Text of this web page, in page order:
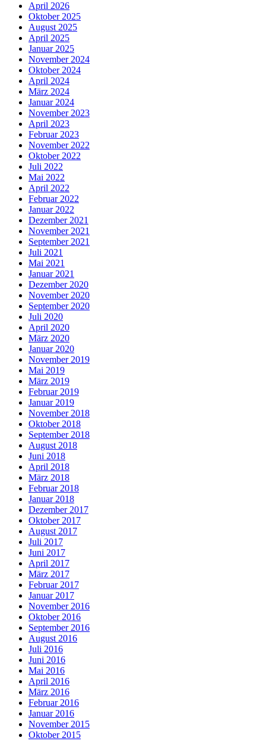
April 2026
Oktober 2025
August 2025
April 2025
Januar 2025
November 2024
Oktober 2024
April 2024
März 2024
Januar 2024
November 2023
April 2023
Februar 2023
November 2022
Oktober 2022
Juli 2022
Mai 2022
April 2022
Februar 2022
Januar 2022
Dezember 2021
November 2021
September 2021
Juli 2021
Mai 2021
Januar 2021
Dezember 2020
November 2020
September 2020
Juli 2020
April 2020
März 2020
Januar 2020
November 2019
Mai 2019
März 2019
Februar 2019
Januar 2019
November 2018
Oktober 2018
September 2018
August 2018
Juni 2018
April 2018
März 2018
Februar 2018
Januar 2018
Dezember 2017
Oktober 2017
August 2017
Juli 2017
Juni 2017
April 2017
März 2017
Februar 2017
Januar 2017
November 2016
Oktober 2016
September 2016
August 2016
Juli 2016
Juni 2016
Mai 2016
April 2016
März 2016
Februar 2016
Januar 2016
November 2015
Oktober 2015